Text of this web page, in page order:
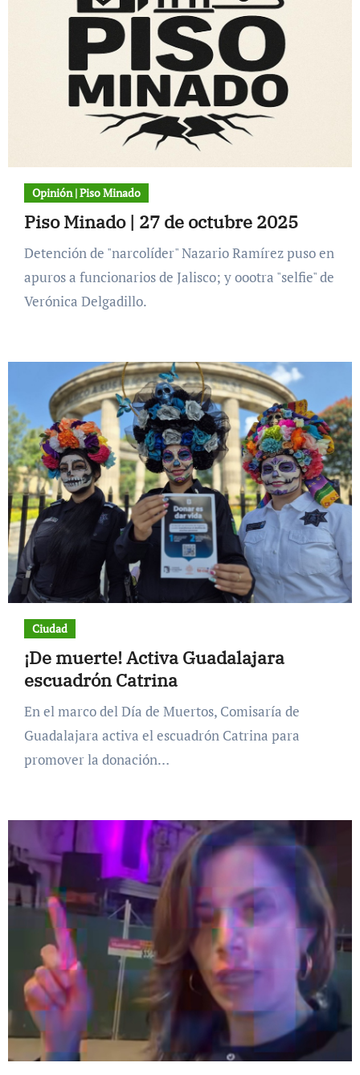
Opinión | Piso Minado
Piso Minado | 27 de octubre 2025
Detención de "narcolíder" Nazario Ramírez puso en
apuros a funcionarios de Jalisco; y oootra "selfie" de
Verónica Delgadillo.
Ciudad
¡De muerte! Activa Guadalajara
escuadrón Catrina
En el marco del Día de Muertos, Comisaría de
Guadalajara activa el escuadrón Catrina para
promover la donación…